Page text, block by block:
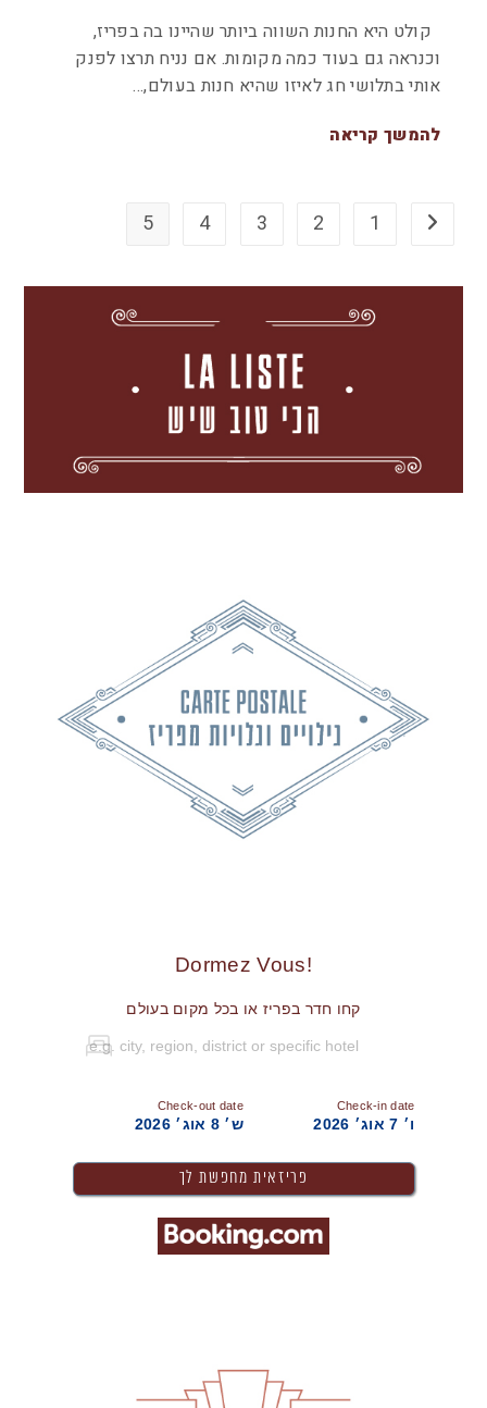
קולט היא החנות השווה ביותר שהיינו בה בפריז,
וכנראה גם בעוד כמה מקומות. אם נניח תרצו לפנק
אותי בתלושי חג לאיזו שהיא חנות בעולם,…
להמשך קריאה
1
2
3
4
5
!Dormez Vous
קחו חדר בפריז או בכל מקום בעולם
Check-in date
ו׳ 7 אוג׳ 2026
Check-out date
ש׳ 8 אוג׳ 2026